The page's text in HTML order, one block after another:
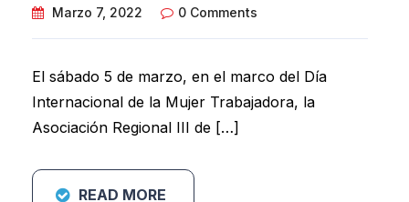
Marzo 7, 2022
0 Comments
El sábado 5 de marzo, en el marco del Día
Internacional de la Mujer Trabajadora, la
Asociación Regional III de […]
READ MORE